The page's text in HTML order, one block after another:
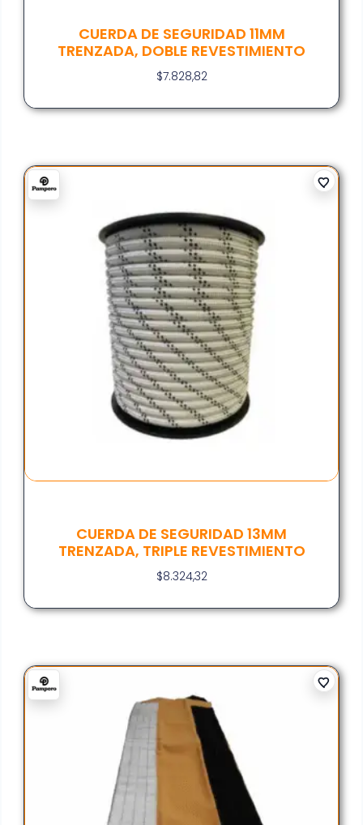
CUERDA DE SEGURIDAD 11MM
TRENZADA, DOBLE REVESTIMIENTO
$7.828,82
CUERDA DE SEGURIDAD 13MM
TRENZADA, TRIPLE REVESTIMIENTO
$8.324,32